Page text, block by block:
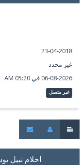
23-04-2018
غير محدد
06-08-2026 في 05:20 AM
غير متصل
احلام نبيل